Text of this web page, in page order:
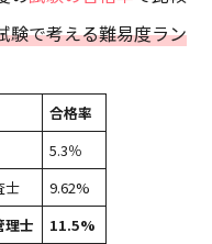
験で考える難易度ラン
合格率
5.3％
士
9.62%
理士
11.5%